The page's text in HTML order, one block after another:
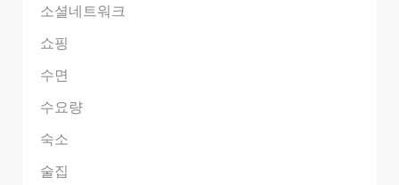
소셜네트워크
쇼핑
수면
수요량
숙소
술집